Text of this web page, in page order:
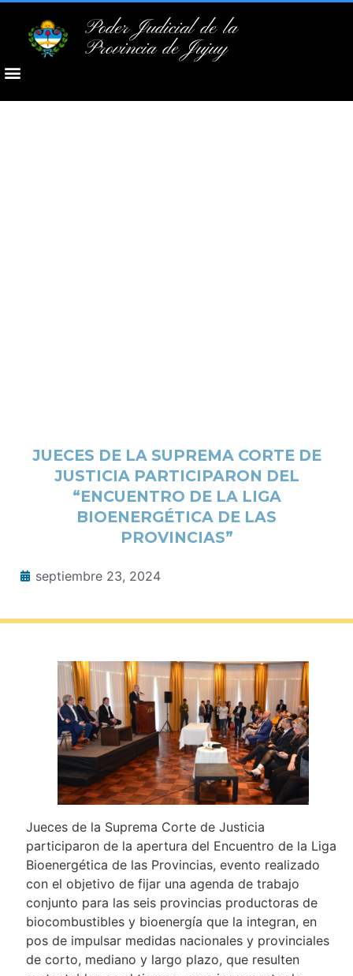
Poder Judicial de la
Provincia de Jujuy
JUECES DE LA SUPREMA CORTE DE
JUSTICIA PARTICIPARON DEL
“ENCUENTRO DE LA LIGA
BIOENERGÉTICA DE LAS
PROVINCIAS”
septiembre 23, 2024
Jueces de la Suprema Corte de Justicia
participaron de la apertura del Encuentro de la Liga
Bioenergética de las Provincias, evento realizado
con el objetivo de fijar una agenda de trabajo
conjunto para las seis provincias productoras de
biocombustibles y bioenergía que la integran, en
pos de impulsar medidas nacionales y provinciales
de corto, mediano y largo plazo, que resulten